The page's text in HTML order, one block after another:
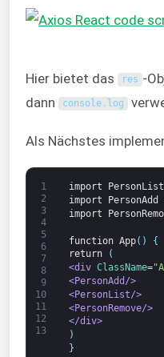
Hier bietet das res -
dann
console. log
Als Nächstes
1
2
3
4
5
6
7
8
9
10
11
12
13
import PersonList
import
PersonAdd
import
function App( )
{
return
(
<div ClassName=
<PersonAdd/>
<PersonList/>
<PersonRemove/>
</div>
)
}